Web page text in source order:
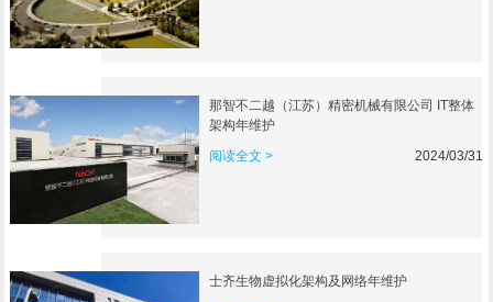
那智不二越（江苏）精密机械有限公司 IT整体
架构年维护
阅读全文 >
2024/03/31
士齐生物虚拟化架构及网络年维护